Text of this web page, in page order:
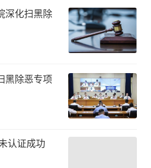
深化扫黑除
黑除恶专项
认证成功